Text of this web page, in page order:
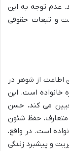
عدم توجه به این
و تبعات حقوقی
اطاعت از شوهر در
خانواده است. این
می کند، حسن
حفظ شئون
است. در واقع،
و پیشبرد زندگی